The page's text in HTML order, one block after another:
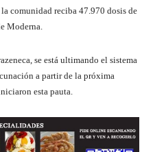
comunidad reciba 47.970 dosis de
Moderna.
se está ultimando el sistema
a partir de la próxima
esta pauta.